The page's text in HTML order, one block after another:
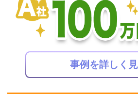
事例を詳しく